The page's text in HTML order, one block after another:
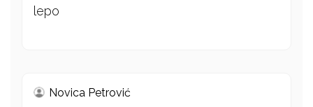
lepo
Novica Petrović